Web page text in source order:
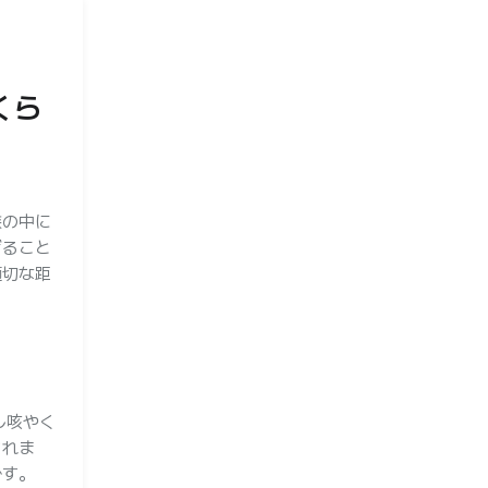
ら
中に
こと
な距
やく
ま
。